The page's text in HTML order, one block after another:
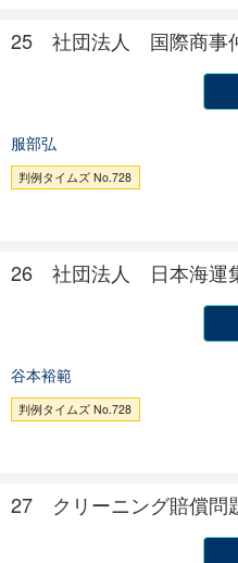
25 社団法人 国際商事
服部弘
判例タイムズ No.728
26 社団法人 日本海運
谷本裕範
判例タイムズ No.728
27 クリーニング賠償問